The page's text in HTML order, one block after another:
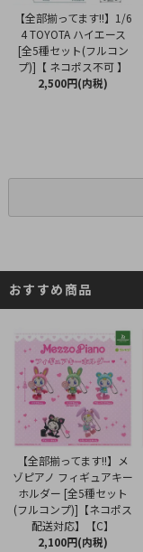
【全部揃ってます!!】1/6
4 TOYOTA ハイエース
[全5種セット(フルコン
プ)]【 ネコポス不可 】
2,500円(内税)
おすすめ商品
【全部揃ってます!!】メ
ゾピアノ フィギュアキー
ホルダー [全5種セット
(フルコンプ)]【ネコポス
配送対応】【C】
2,100円(内税)